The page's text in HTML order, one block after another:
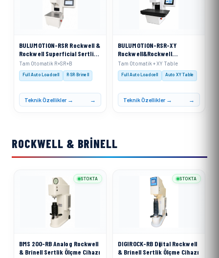
BULUMOTION-RSR Rockwell &
Rockwell Superficial Sertlik
Ölçme Cihazı Tam Otomatik
Hareketli Kafa Sistemi
Tam Otomatik R+SR+B
Full Auto Loadcell R·SR·Brinell
Teknik Özellikler →
BULUMOTION-RSR-XY
Rockwell&Rockwell
Superficial Sertlik Ölçme
Cihazı Tam Otomatik
Hareketli Kafa Sistemi&
Ölçüm Tablası ile)
Tam Otomatik + XY Table
Full Auto Loadcell Auto XY Table
Teknik Özellikler →
ROCKWELL & BRINELL
BMS 200-RB Analog Rockwell
& Brinell Sertlik Ölçme Cihazı
STOKTA
DIGIROCK-RB Dijital Rockwell
& Brinell Sertlik Ölçme Cihazı
STOKTA